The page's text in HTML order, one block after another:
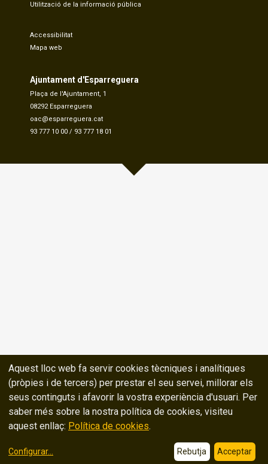
Utilització de la informació pública
Accessibilitat
Mapa web
Ajuntament d'Esparreguera
Plaça de l'Ajuntament, 1
08292 Esparreguera
oac@esparreguera.cat
93 777 10 00 / 93 777 18 01
Aquest lloc web fa servir cookies tècniques i analítiques
(pròpies i de tercers) per prestar el seu servei, millorar els
seus continguts i afavorir la vostra experiència d'usuari. Per
saber més sobre la nostra política de cookies, visiteu
aquest enllaç: Política de cookies.
Configurar... Rebutja Acceptar